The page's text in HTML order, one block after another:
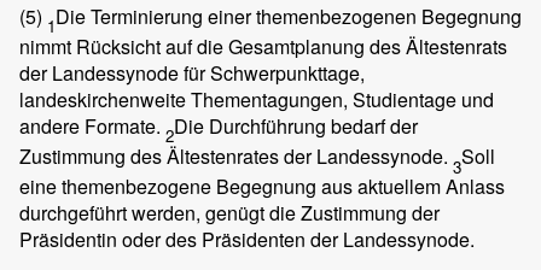
(5) 1Die Terminierung einer themenbezogenen Begegnung
nimmt Rücksicht auf die Gesamtplanung des Ältestenrats
der Landessynode für Schwerpunkttage,
landeskirchenweite Thementagungen, Studientage und
andere Formate. 2Die Durchführung bedarf der
Zustimmung des Ältestenrates der Landessynode. 3Soll
eine themenbezogene Begegnung aus aktuellem Anlass
durchgeführt werden, genügt die Zustimmung der
Präsidentin oder des Präsidenten der Landessynode.